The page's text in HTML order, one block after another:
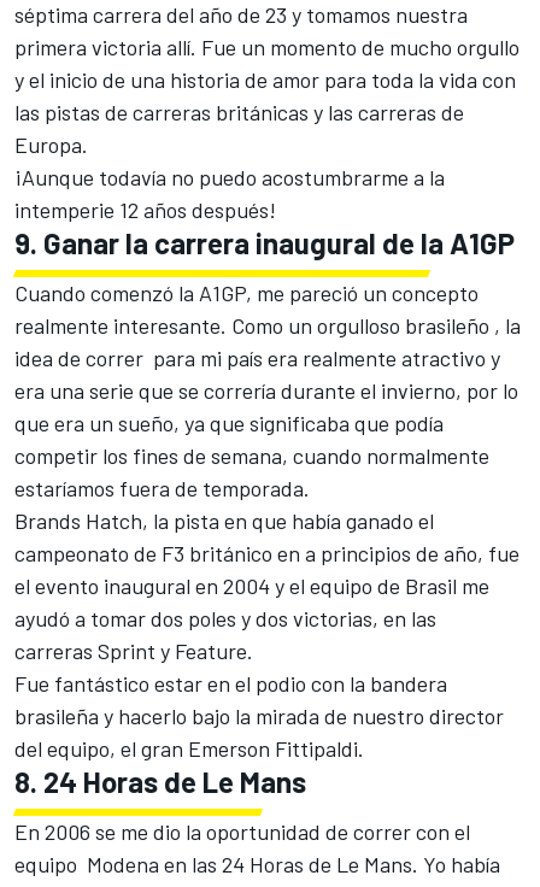
séptima carrera del año de 23 y tomamos nuestra
primera victoria allí. Fue un momento de mucho orgullo
y el inicio de una historia de amor para toda la vida con
las pistas de carreras británicas y las carreras de
Europa.
¡Aunque todavía no puedo acostumbrarme a la
intemperie 12 años después!
9. Ganar la carrera inaugural de la A1GP
Cuando comenzó la A1GP, me pareció un concepto
realmente interesante. Como un orgulloso brasileño , la
idea de correr para mi país era realmente atractivo y
era una serie que se correría durante el invierno, por lo
que era un sueño, ya que significaba que podía
competir los fines de semana, cuando normalmente
estaríamos fuera de temporada.
Brands Hatch, la pista en que había ganado el
campeonato de F3 británico en a principios de año, fue
el evento inaugural en 2004 y el equipo de Brasil me
ayudó a tomar dos poles y dos victorias, en las
carreras Sprint y Feature.
Fue fantástico estar en el podio con la bandera
brasileña y hacerlo bajo la mirada de nuestro director
del equipo, el gran Emerson Fittipaldi.
8. 24 Horas de Le Mans
En 2006 se me dio la oportunidad de correr con el
equipo Modena en las 24 Horas de Le Mans. Yo había